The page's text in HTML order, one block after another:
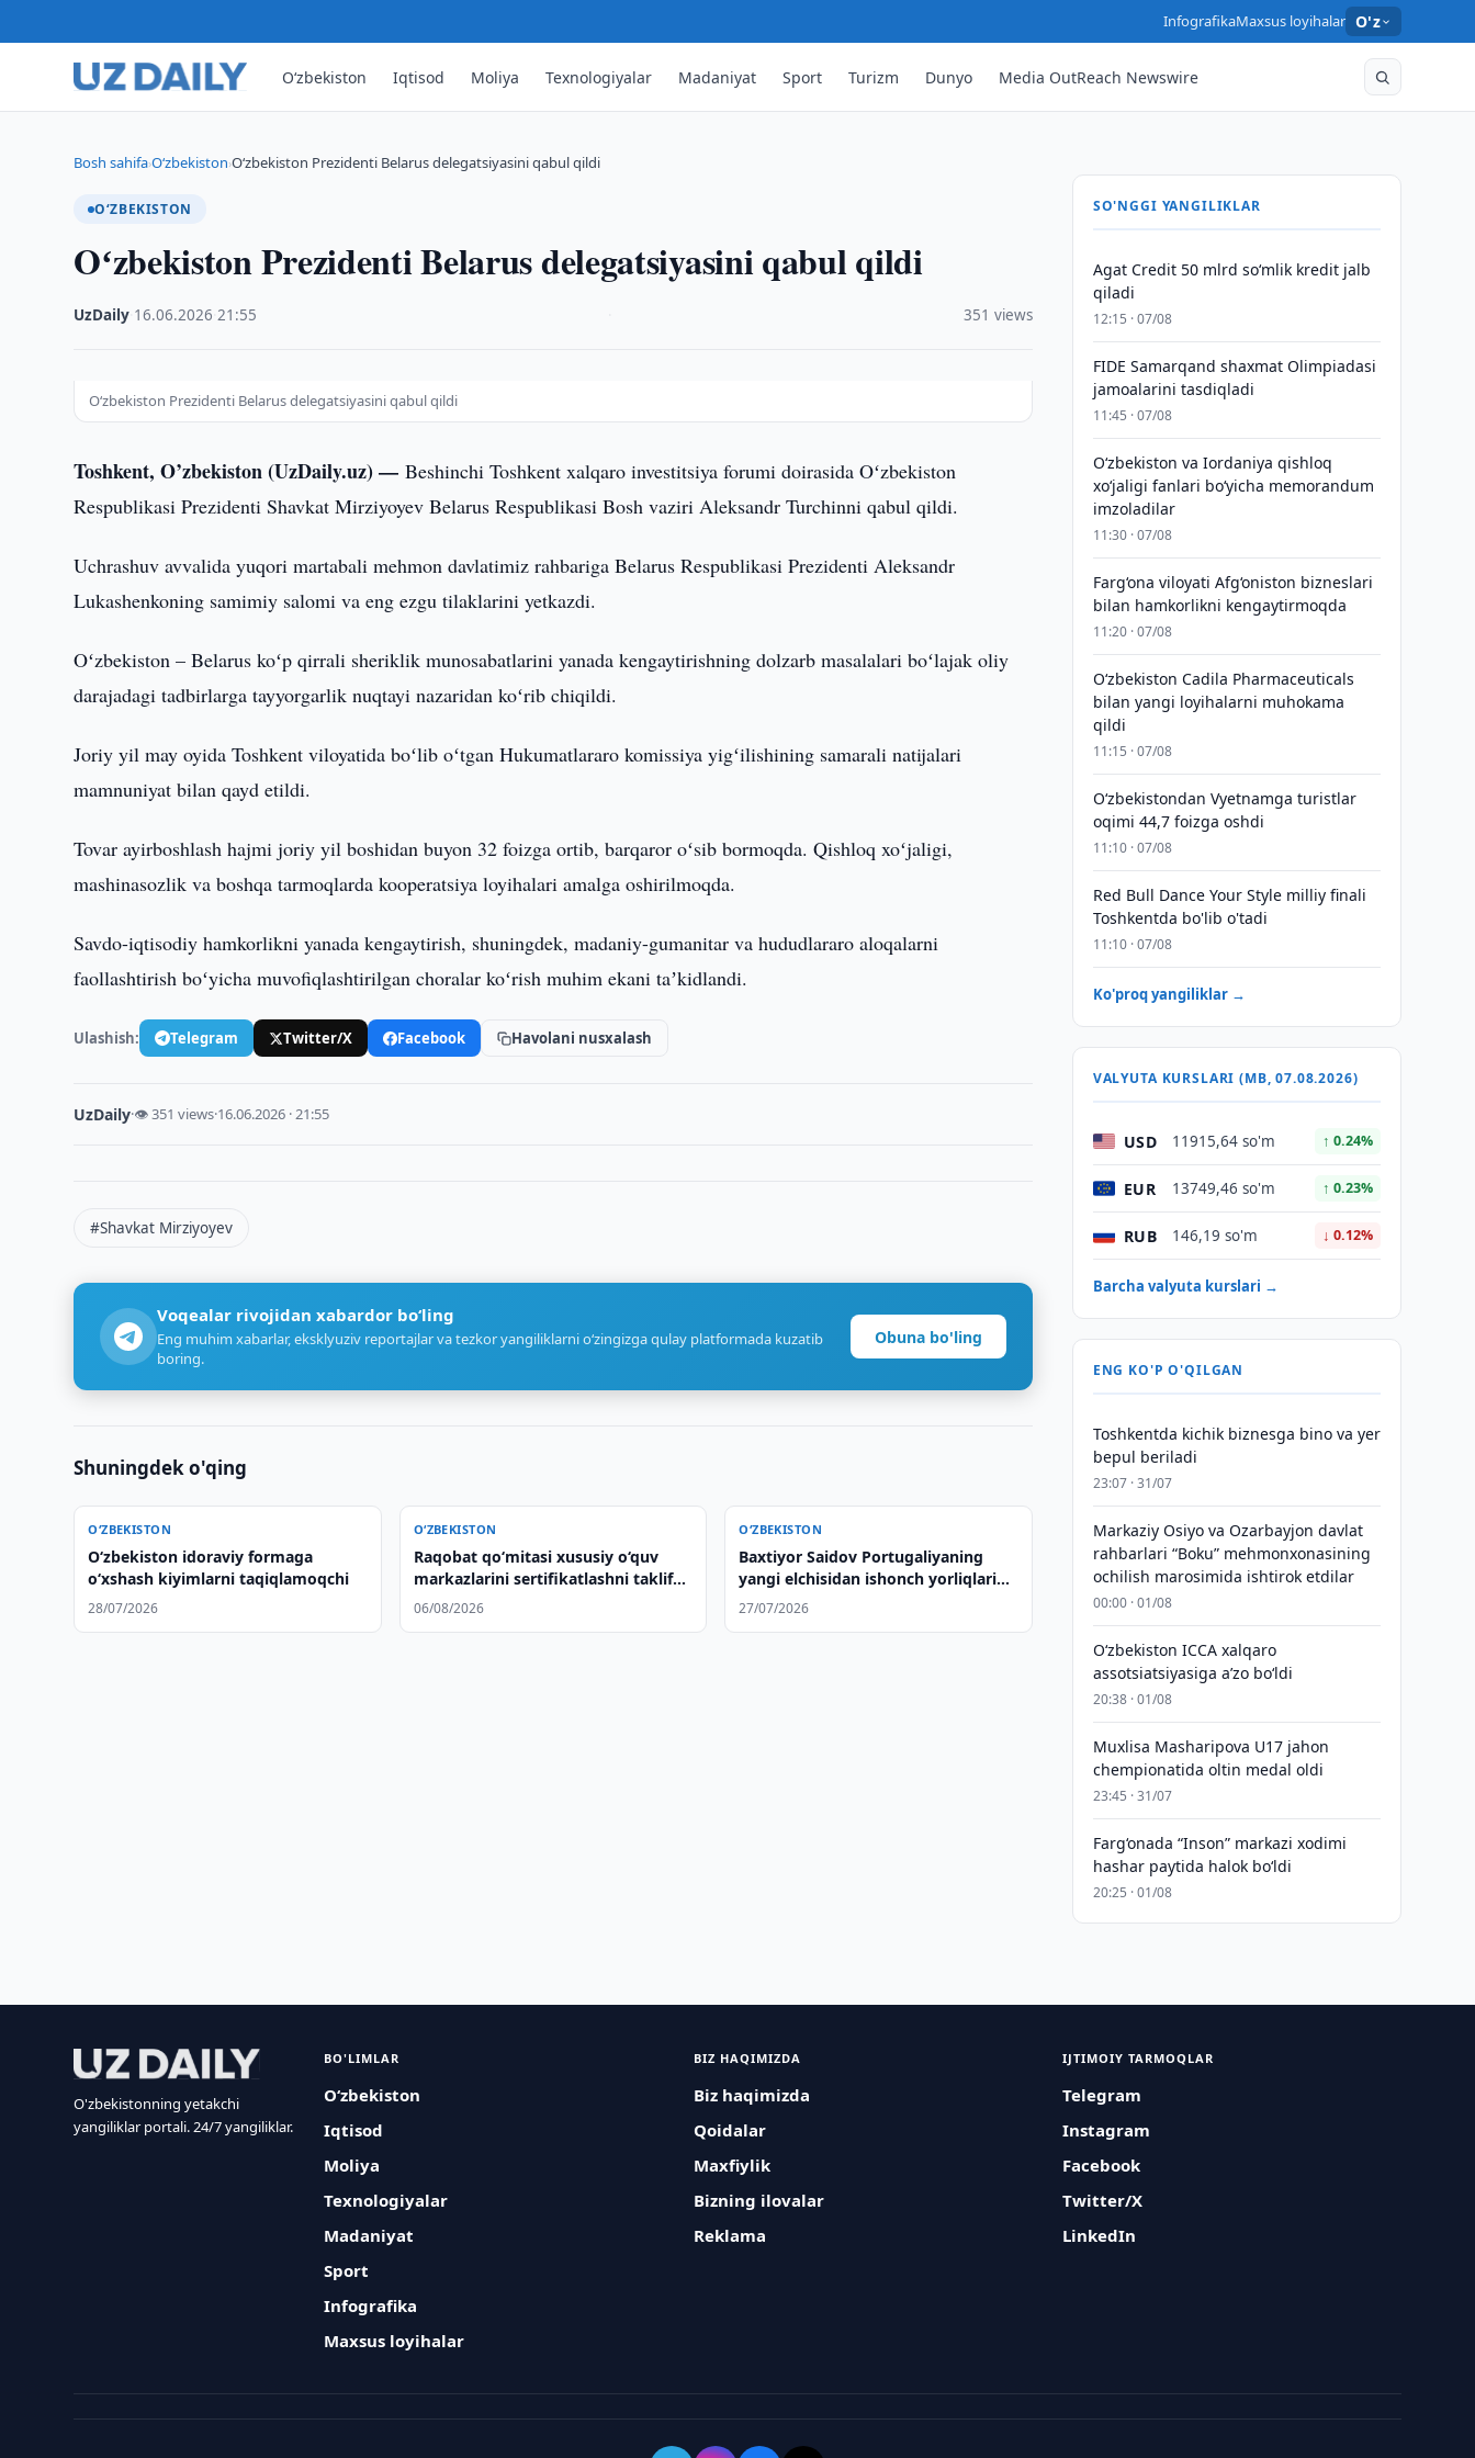
InfografikaMaxsus loyihalar O'z
O‘zbekiston Iqtisod Moliya Texnologiyalar Madaniyat Sport Turizm Dunyo Media OutReach Newswire
Bosh sahifa›O‘zbekiston›Oʻzbekiston Prezidenti Belarus delegatsiyasini qabul qildi
O‘ZBEKISTON
Oʻzbekiston Prezidenti Belarus delegatsiyasini qabul qildi
UzDaily 16.06.2026 ·21:55 351 views
Oʻzbekiston Prezidenti Belarus delegatsiyasini qabul qildi
Toshkent, O’zbekiston (UzDaily.uz) —Beshinchi Toshkent xalqaro investitsiya forumi doirasida Oʻzbekiston
Respublikasi Prezidenti Shavkat Mirziyoyev Belarus Respublikasi Bosh vaziri Aleksandr Turchinni qabul qildi.
Uchrashuv avvalida yuqori martabali mehmon davlatimiz rahbariga Belarus Respublikasi Prezidenti Aleksandr
Lukashenkoning samimiy salomi va eng ezgu tilaklarini yetkazdi.
Oʻzbekiston – Belarus koʻp qirrali sheriklik munosabatlarini yanada kengaytirishning dolzarb masalalari boʻlajak oliy
darajadagi tadbirlarga tayyorgarlik nuqtayi nazaridan koʻrib chiqildi.
Joriy yil may oyida Toshkent viloyatida boʻlib oʻtgan Hukumatlararo komissiya yigʻilishining samarali natijalari
mamnuniyat bilan qayd etildi.
Tovar ayirboshlash hajmi joriy yil boshidan buyon 32 foizga ortib, barqaror oʻsib bormoqda. Qishloq xoʻjaligi,
mashinasozlik va boshqa tarmoqlarda kooperatsiya loyihalari amalga oshirilmoqda.
Savdo-iqtisodiy hamkorlikni yanada kengaytirish, shuningdek, madaniy-gumanitar va hududlararo aloqalarni
faollashtirish boʻyicha muvofiqlashtirilgan choralar koʻrish muhim ekani taʼkidlandi.
Ulashish: Telegram Twitter/X Facebook Havolani nusxalash
UzDaily·👁 351 views·16.06.2026 · 21:55
#Shavkat Mirziyoyev
Voqealar rivojidan xabardor bo‘ling
Eng muhim xabarlar, eksklyuziv reportajlar va tezkor yangiliklarni o‘zingizga qulay platformada kuzatib
boring.
Obuna bo'ling
Shuningdek o'qing
O‘ZBEKISTON
Oʻzbekiston idoraviy formaga
oʻxshash kiyimlarni taqiqlamoqchi
28/07/2026
O‘ZBEKISTON
Raqobat qo‘mitasi xususiy o‘quv
markazlarini sertifikatlashni taklif
qildi
06/08/2026
O‘ZBEKISTON
Baxtiyor Saidov Portugaliyaning
yangi elchisidan ishonch yorliqlarini
qabul qildi
27/07/2026
SO'NGGI YANGILIKLAR
Agat Credit 50 mlrd so‘mlik kredit jalb
qiladi
12:15 · 07/08
FIDE Samarqand shaxmat Olimpiadasi
jamoalarini tasdiqladi
11:45 · 07/08
Oʻzbekiston va Iordaniya qishloq
xoʻjaligi fanlari boʻyicha memorandum
imzoladilar
11:30 · 07/08
Farg‘ona viloyati Afg‘oniston bizneslari
bilan hamkorlikni kengaytirmoqda
11:20 · 07/08
Oʻzbekiston Cadila Pharmaceuticals
bilan yangi loyihalarni muhokama
qildi
11:15 · 07/08
O‘zbekistondan Vyetnamga turistlar
oqimi 44,7 foizga oshdi
11:10 · 07/08
Red Bull Dance Your Style milliy finali
Toshkentda bo'lib o'tadi
11:10 · 07/08
Ko'proq yangiliklar →
VALYUTA KURSLARI (MB, 07.08.2026)
USD 11915,64 so'm ↑ 0.24%
EUR 13749,46 so'm ↑ 0.23%
RUB 146,19 so'm ↓ 0.12%
Barcha valyuta kurslari →
ENG KO'P O'QILGAN
Toshkentda kichik biznesga bino va yer
bepul beriladi
23:07 · 31/07
Markaziy Osiyo va Ozarbayjon davlat
rahbarlari “Boku” mehmonxonasining
ochilish marosimida ishtirok etdilar
00:00 · 01/08
O‘zbekiston ICCA xalqaro
assotsiatsiyasiga aʼzo bo‘ldi
20:38 · 01/08
Muxlisa Masharipova U17 jahon
chempionatida oltin medal oldi
23:45 · 31/07
Farg‘onada “Inson” markazi xodimi
hashar paytida halok bo‘ldi
20:25 · 01/08
O'zbekistonning yetakchi
yangiliklar portali. 24/7 yangiliklar.
BO'LIMLAR
O‘zbekiston
Iqtisod
Moliya
Texnologiyalar
Madaniyat
Sport
Infografika
Maxsus loyihalar
BIZ HAQIMIZDA
Biz haqimizda
Qoidalar
Maxfiylik
Bizning ilovalar
Reklama
IJTIMOIY TARMOQLAR
Telegram
Instagram
Facebook
Twitter/X
LinkedIn